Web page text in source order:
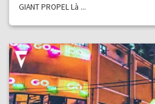
GIANT PROPEL Là ...